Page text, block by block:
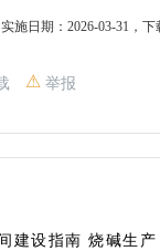
施日期：2026-03-31，下
举报
建设指南 烧碱生